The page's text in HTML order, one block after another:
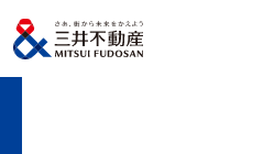
トップページ ニュースリリース
当社初、国内最大級の3D屋外広告メディア「